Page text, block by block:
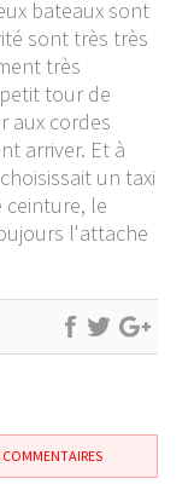
bateaux sont
sont très très
très
tour de
aux cordes
arriver. Et à
un taxi
ceinture, le
l'attache
COMMENTAIRES